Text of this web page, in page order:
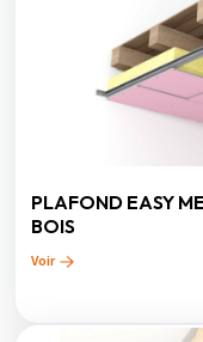
PLAFOND EASY
BOIS
Voir